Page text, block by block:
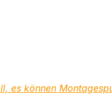
es können